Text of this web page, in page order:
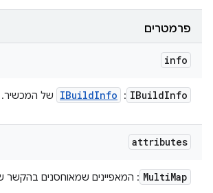
פרמטרים
info
IBuildInfo
:
IBuildInfo של המכשיר.
attributes
MultiMap : המאפיינים שמאוחסנים בהקשר